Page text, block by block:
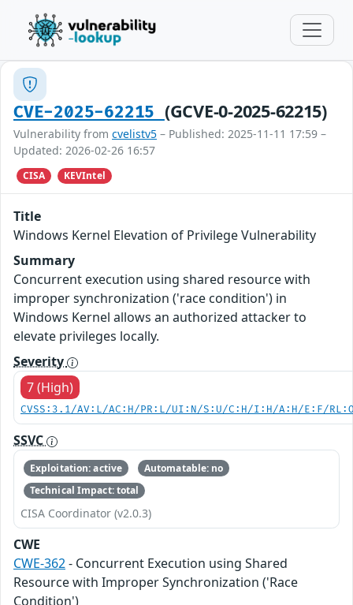
CVE-2025-62215 (GCVE-0-2025-62215)
Vulnerability from cvelistv5 – Published: 2025-11-11 17:59 –
Updated: 2026-02-26 16:57
CISA KEVIntel
Title
Windows Kernel Elevation of Privilege Vulnerability
Summary
Concurrent execution using shared resource with
improper synchronization ('race condition') in
Windows Kernel allows an authorized attacker to
elevate privileges locally.
Severity
7 (High)
CVSS:3.1/AV:L/AC:H/PR:L/UI:N/S:U/C:H/I:H/A:H/E:F/
SSVC
Exploitation: active
Automatable: no
Technical Impact: total
CISA Coordinator (v2.0.3)
CWE
CWE-362- Concurrent Execution using Shared
Resource with Improper Synchronization ('Race
Condition')